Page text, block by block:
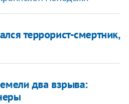
террорист-смертник,
два взрыва: